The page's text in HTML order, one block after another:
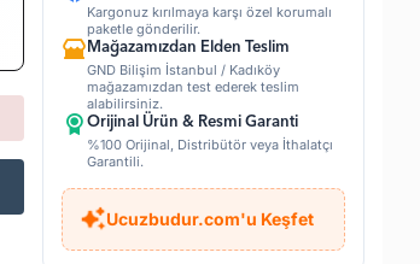
Kargonuz kırılmaya karşı özel korumalı
paketle gönderilir.
Mağazamızdan Elden Teslim
GND Bilişim İstanbul / Kadıköy
mağazamızdan test ederek teslim
alabilirsiniz.
Orijinal Ürün & Resmi Garanti
%100 Orijinal, Distribütör veya İthalatçı
Garantili.
Ucuzbudur.com'u Keşfet